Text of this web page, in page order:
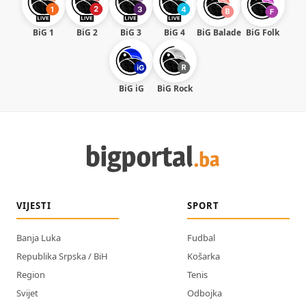
BiG 1 BiG 2 BiG 3 BiG 4 BiG Balade BiG Folk
BiG iG BiG Rock
VIJESTI
Banja Luka
Republika Srpska / BiH
Region
Svijet
SPORT
Fudbal
Košarka
Tenis
Odbojka